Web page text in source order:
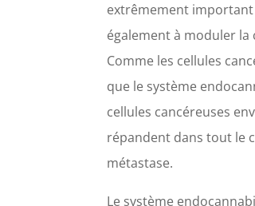
extrêmement important
également à moduler la
Comme les cellules
que le système
cellules cancéreuses
répandent dans tout le
métastase.
Le système